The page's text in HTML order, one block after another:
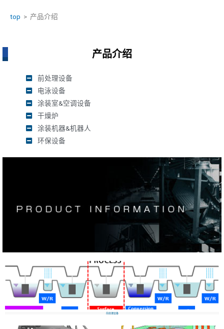
top > 产品介绍
产品介绍
前处理设备
电泳设备
涂装室&空调设备
干燥炉
涂装机器&机器人
环保设备
前处理设备